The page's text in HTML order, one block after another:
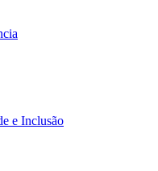
e Inclusão